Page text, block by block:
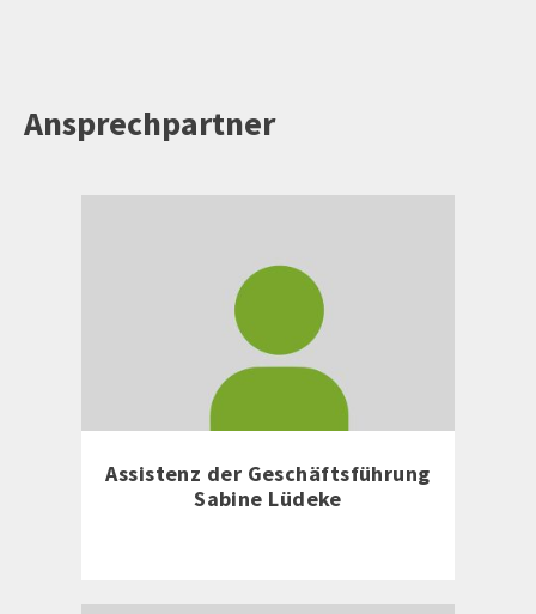
Ansprechpartner
Assistenz der Geschäftsführung
Sabine Lüdeke